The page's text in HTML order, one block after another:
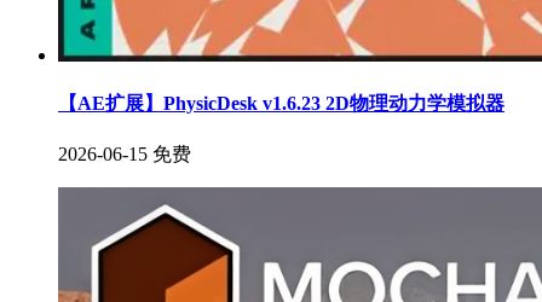
【AE扩展】PhysicDesk v1.6.23 2D物理动力学模拟器
2026-06-15 免费